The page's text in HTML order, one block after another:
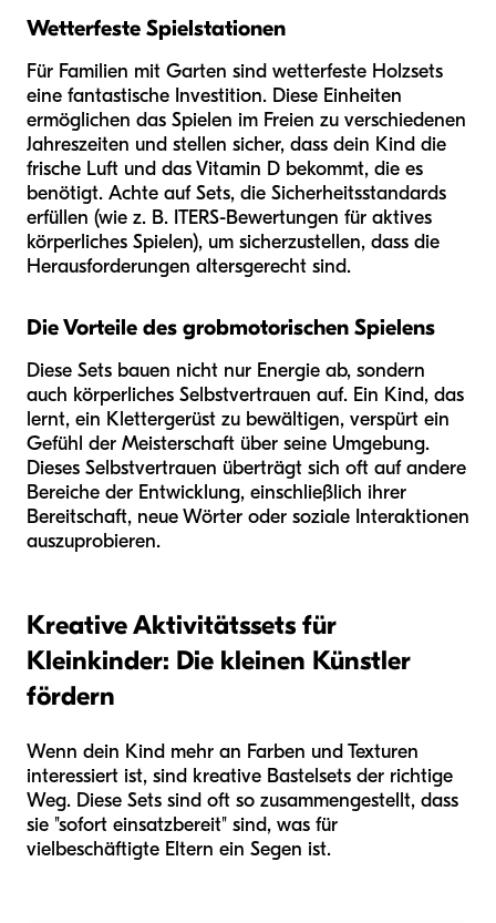
Wetterfeste Spielstationen
Für Familien mit Garten sind wetterfeste Holzsets
eine fantastische Investition. Diese Einheiten
ermöglichen das Spielen im Freien zu verschiedenen
Jahreszeiten und stellen sicher, dass dein Kind die
frische Luft und das Vitamin D bekommt, die es
benötigt. Achte auf Sets, die Sicherheitsstandards
erfüllen (wie z. B. ITERS-Bewertungen für aktives
körperliches Spielen), um sicherzustellen, dass die
Herausforderungen altersgerecht sind.
Die Vorteile des grobmotorischen Spielens
Diese Sets bauen nicht nur Energie ab, sondern
auch körperliches Selbstvertrauen auf. Ein Kind, das
lernt, ein Klettergerüst zu bewältigen, verspürt ein
Gefühl der Meisterschaft über seine Umgebung.
Dieses Selbstvertrauen überträgt sich oft auf andere
Bereiche der Entwicklung, einschließlich ihrer
Bereitschaft, neue Wörter oder soziale Interaktionen
auszuprobieren.
Kreative Aktivitätssets für
Kleinkinder: Die kleinen Künstler
fördern
Wenn dein Kind mehr an Farben und Texturen
interessiert ist, sind kreative Bastelsets der richtige
Weg. Diese Sets sind oft so zusammengestellt, dass
sie "sofort einsatzbereit" sind, was für
vielbeschäftigte Eltern ein Segen ist.